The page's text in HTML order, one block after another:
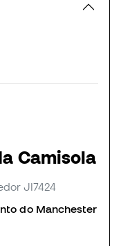
Camisola
JI7424
do Manchester